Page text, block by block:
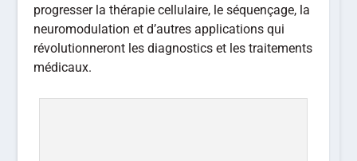
progresser la thérapie cellulaire, le séquençage, la
neuromodulation et d’autres applications qui
révolutionneront les diagnostics et les traitements
médicaux.